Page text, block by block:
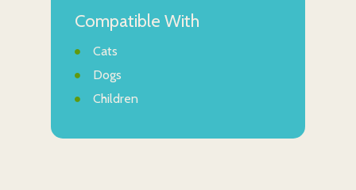
Compatible With
Cats
Dogs
Children